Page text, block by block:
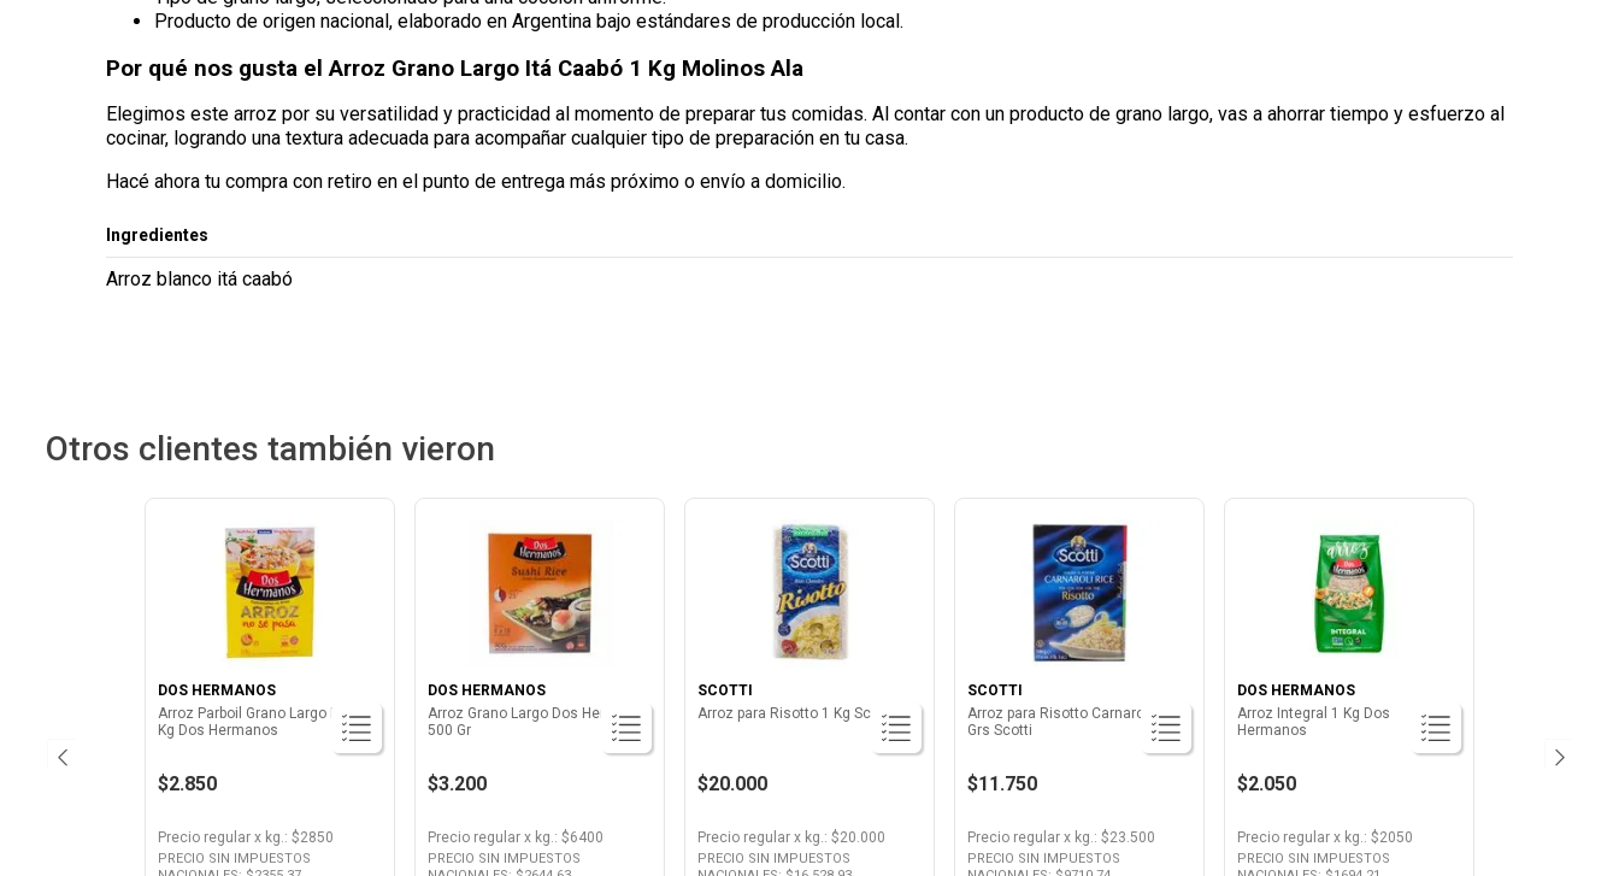
Producto de origen nacional, elaborado en Argentina bajo estándares de producción local.
Por qué nos gusta el Arroz Grano Largo Itá Caabó 1 Kg Molinos Ala
Elegimos este arroz por su versatilidad y practicidad al momento de preparar tus comidas. Al contar con un producto de grano largo, vas a ahorrar tiempo y esfuerzo al
cocinar, logrando una textura adecuada para acompañar cualquier tipo de preparación en tu casa.
Hacé ahora tu compra con retiro en el punto de entrega más próximo o envío a domicilio.
Ingredientes
Arroz blanco itá caabó
Otros clientes también vieron
DOS HERMANOS
Arroz Parboil Grano Largo Fino 1
Kg Dos Hermanos
$2.850
Precio regular x kg. : $2850
PRECIO SIN IMPUESTOS
DOS HERMANOS
Arroz Grano Largo Dos Hermanos
500 Gr
$3.200
Precio regular x kg. : $6400
PRECIO SIN IMPUESTOS
SCOTTI
Arroz para Risotto 1 Kg Scotti
$20.000
Precio regular x kg. : $20.000
PRECIO SIN IMPUESTOS
SCOTTI
Arroz para Risotto Carnaroli 500
Grs Scotti
$11.750
Precio regular x kg. : $23.500
PRECIO SIN IMPUESTOS
DOS HERMANOS
Arroz Integral 1 Kg Dos
Hermanos
$2.050
Precio regular x kg. : $2050
PRECIO SIN IMPUESTOS